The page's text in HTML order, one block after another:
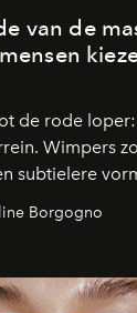
van de
de rode
Wimpers
subtielere
Borgogno